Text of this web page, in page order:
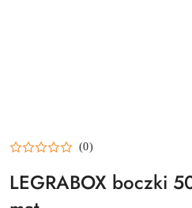
(0)
LEGRABOX boczki